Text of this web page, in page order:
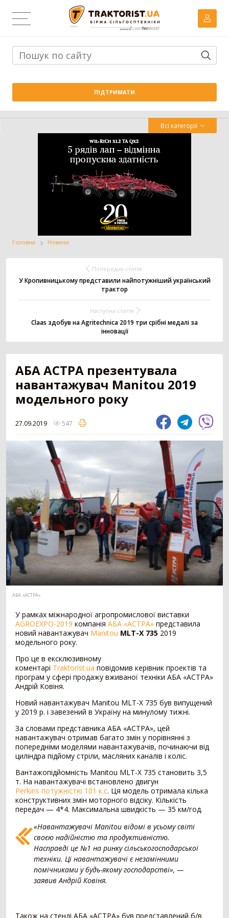
ПІДТРИМАТИ
Тема дня:Велика вага проти важких ґрунтів: як Wishek
842N працює на Житомирщині
Всі категорії
Комбайн
Обробіток грунту
Жатка Вантажівка Заготівля сіна
тваринництва
Зрошування Всі категорії
ДОДАТИ ОГОЛОШЕННЯ
Трактор 3180
Колісний трактор
Мінітрактор
Шини для трактора
203
Гусеничний трактор
73
Сівалка 1530
Механічна сівалка
554
Пневматична сівалка
357
Сівалка точного висіву
328
Посівний комплекс
197
Картоплесаджалка
55
Жатка
Зернова жатка
Жатка для соняшника
Ріпаковий стіл
Візок для жатки
52
Кормозбиральна жатка
Внесення добрив
Розкидач мінеральних добрив
Машина для внесення рідких добрив
Гноєрозкидач
Розчинно-заправна станція
Сепаратор гною
Накопичувальний бункер
Точне землеробство
Система паралельного водіння
Дрон-обприскувач
Система автоматичного підрулювання
Система контролю висіву
Агродрон
Зернозбиральний комбайн
Головна Новини
Попередня стаття
У Кропивницькому представили найпотужніший український
трактор
Наступна стаття
Claas здобув на Agritechnica 2019 три срібні медалі за
інновації
АБА АСТРА презентувала
навантажувач Manitou 2019
модельного року
27.09.2019 547
АБА «АСТРА»
У рамках міжнародної агропромислової виставки
AGROEXPO-2019 компанія АБА «АСТРА» представила
новий навантажувач Manitou MLT-X 735 2019
модельного року.
Про це в ексклюзивному
коментарі Traktorist.ua повідомив керівник проектів та
програм у сфері продажу вживаної техніки АБА «АСТРА»
Андрій Ковіня.
Новий навантажувач Manitou MLT-X 735 був випущений
у 2019 р. і завезений в Україну на минулому тижні.
За словами представника АБА «АСТРА», цей
навантажувач отримав багато змін у порівнянні з
попередніми моделями навантажувачів, починаючи від
циліндра підйому стріли, масляних каналів і коліс.
Вантажопідйомність Manitou MLT-X 735 становить 3,5
т. На навантажувачі встановлено двигун
Perkins потужністю 101 к.с. Ця модель отримала кілька
конструктивних змін моторного відсіку. Кількість
передач — 4*4. Максимальна швидкість — 35 км/год.
«Навантажувачі Manitou відомі в усьому світі
своєю надійністю та продуктивністю.
Насправді це №1 на ринку сільськогосподарської
техніки. Ці навантажувачі є незамінними
помічниками у будь-якому господарстві», —
заявив Андрій Ковіня.
Також на стенді АБА «АСТРА» був представлений б/в